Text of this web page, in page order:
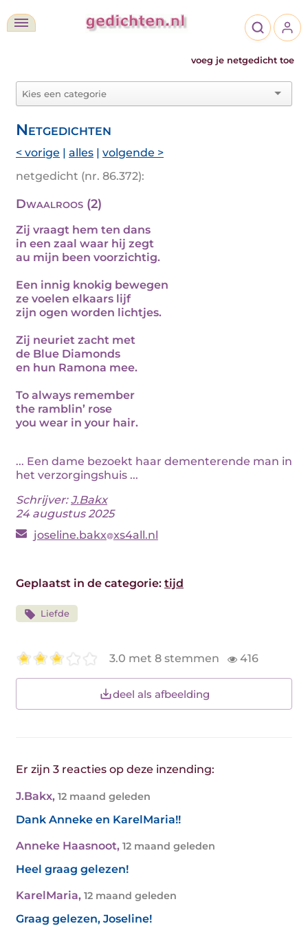
voeg je netgedicht toe
Netgedichten
< vorige | alles | volgende >
netgedicht (nr. 86.372):
Dwaalroos (2)
Zij vraagt hem ten dans
in een zaal waar hij zegt
au mijn been voorzichtig.
Een innig knokig bewegen
ze voelen elkaars lijf
zijn ogen worden lichtjes.
Zij neuriet zacht met
de Blue Diamonds
en hun Ramona mee.
To always remember
the ramblin’ rose
you wear in your hair.
... Een dame bezoekt haar dementerende man in
het verzorgingshuis ...
Schrijver:J.Bakx
24 augustus 2025
joseline.bakx xs4all.nl
Geplaatst in de categorie: tijd
Liefde
3.0 met 8 stemmen 416
deel als afbeelding
Er zijn 3 reacties op deze inzending:
J.Bakx, 12 maand geleden
Dank Anneke en KarelMaria!!
Anneke Haasnoot, 12 maand geleden
Heel graag gelezen!
KarelMaria, 12 maand geleden
Graag gelezen, Joseline!